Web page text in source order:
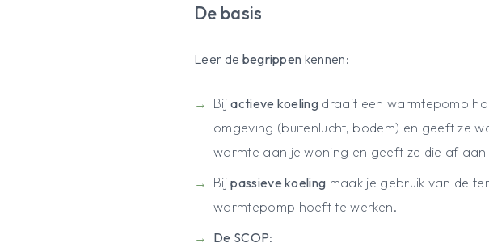
De basis
Leer de begrippen kennen:
Bijactieve koeling draait een warmtepomp
omgeving (buitenlucht, bodem) en geeft ze
warmte aan je woning en geeft ze die af
Bijpassieve koeling maak je gebruik van de
warmtepomp hoeft te werken.
De SCOP: